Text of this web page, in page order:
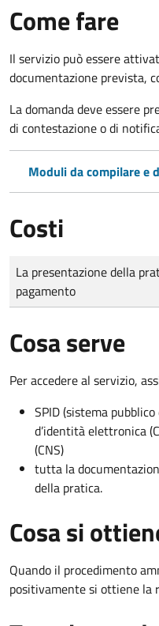
Come fare
Il servizio può essere
documentazione prevista,
La domanda deve essere
di contestazione o di
Moduli da compilare e
Costi
Tipo di pagamento
Importo
La presentazione della
pagamento
Cosa serve
Per accedere al servizio,
SPID (sistema
d’identità elettronica
(CNS)
tutta la
della pratica.
Cosa si
Quando il procedimento
positivamente si ottiene la